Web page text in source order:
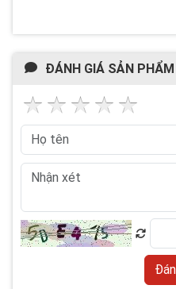
ĐÁNH GIÁ SẢN PHẨM